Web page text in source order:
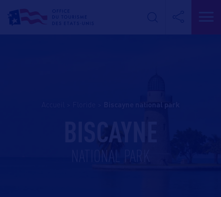
biscayne national park
BISCAYNE
NATIONAL PARK